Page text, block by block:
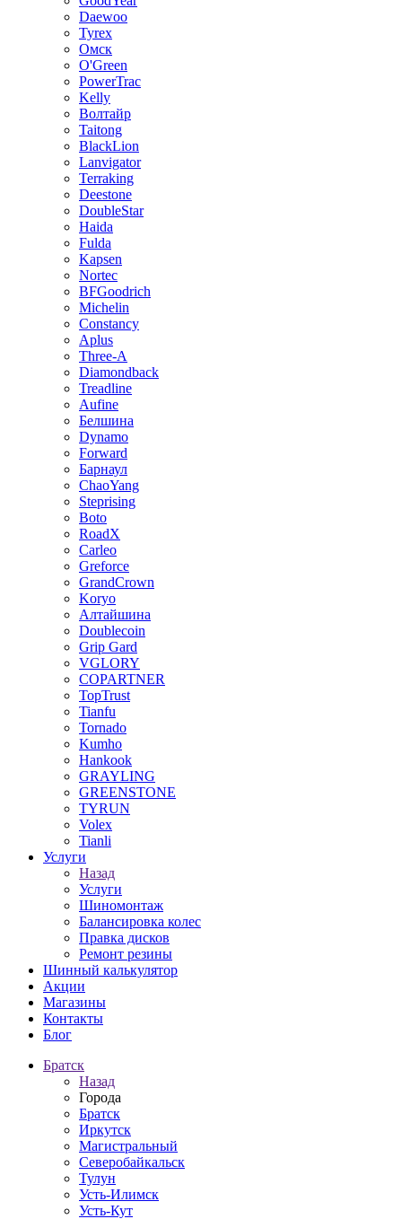
Daewoo
Tyrex
Омск
O'Green
PowerTrac
Kelly
Волтайр
Taitong
BlackLion
Lanvigator
Terraking
Deestone
DoubleStar
Haida
Fulda
Kapsen
Nortec
BFGoodrich
Michelin
Constancy
Aplus
Three-A
Diamondback
Treadline
Aufine
Белшина
Dynamo
Forward
Барнаул
ChaoYang
Steprising
Boto
RoadX
Carleo
Greforce
GrandCrown
Koryo
Алтайшина
Doublecoin
Grip Gard
VGLORY
COPARTNER
TopTrust
Tianfu
Tornado
Kumho
Hankook
GRAYLING
GREENSTONE
TYRUN
Volex
Tianli
Услуги
Назад
Услуги
Шиномонтаж
Балансировка колес
Правка дисков
Ремонт резины
Шинный калькулятор
Акции
Магазины
Контакты
Блог
Братск
Назад
Города
Братск
Иркутск
Магистральный
Северобайкальск
Тулун
Усть-Илимск
Усть-Кут